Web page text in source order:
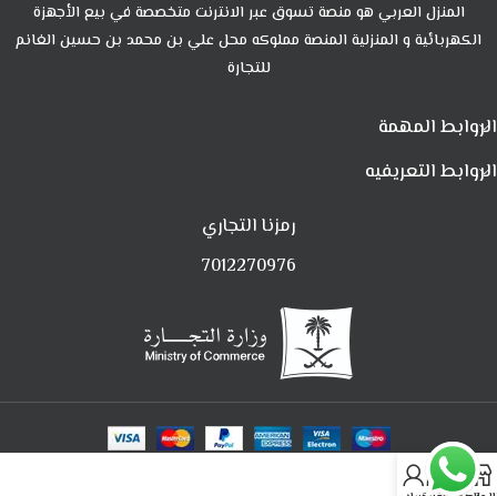
المنزل العربي هو منصة تسوق عبر الانترنت متخصصة في بيع الأجهزة
الكهربائية و المنزلية المنصة مملوكه محل علي بن محمد بن حسين الغانم
للتجارة
الروابط المهمة
الروابط التعريفيه
رمزنا التجاري
7012270976